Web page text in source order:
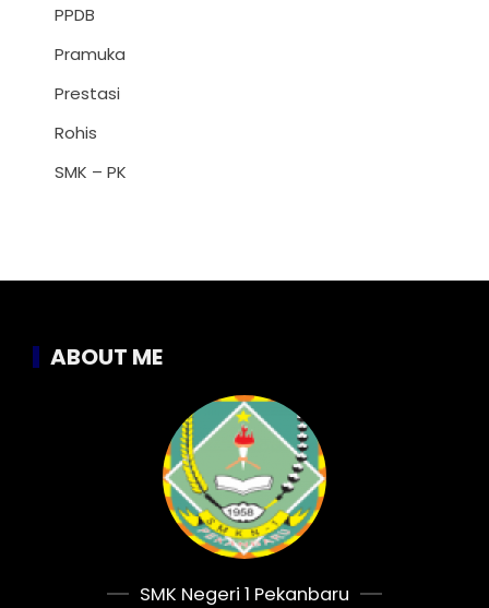
PPDB
Pramuka
Prestasi
Rohis
SMK – PK
ABOUT ME
SMK Negeri 1 Pekanbaru